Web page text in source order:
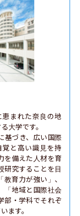
まれた奈良の地
大学です。
基づき、広い国際
と高い識見を持
を備えた人材を育
研究することを目
育力が強い」、
「地域と国際社会
部・学科でそれぞ
ます。